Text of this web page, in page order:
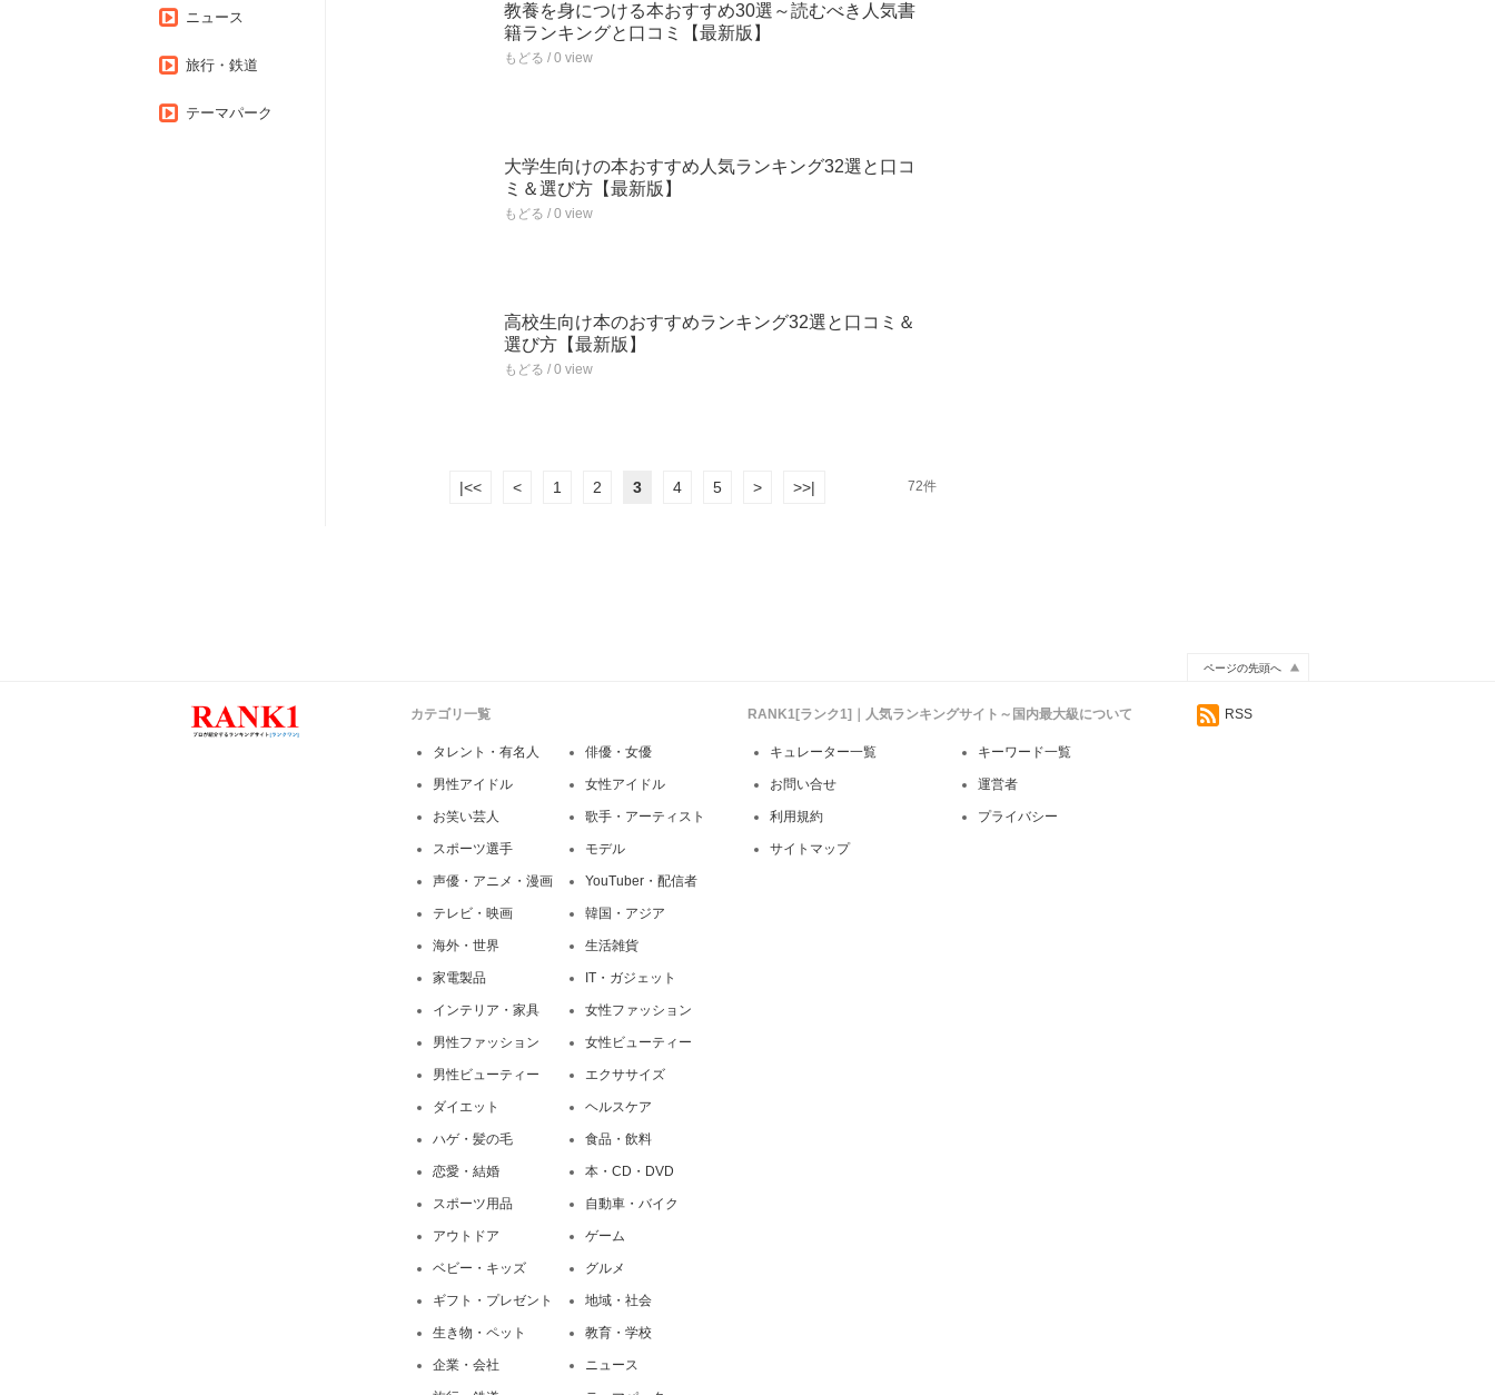
ニュース
旅行・鉄道
テーマパーク
教養を身につける本おすすめ30選～読むべき人気書
籍ランキングと口コミ【最新版】
もどる / 0 view
大学生向けの本おすすめ人気ランキング32選と口コ
ミ＆選び方【最新版】
もどる / 0 view
高校生向け本のおすすめランキング32選と口コミ＆
選び方【最新版】
もどる / 0 view
|<< < 1 2 3 4 5 > >>| 72件
ページの先頭へ
カテゴリ一覧
タレント・有名人 俳優・女優
男性アイドル 女性アイドル
お笑い芸人 歌手・アーティスト
スポーツ選手 モデル
声優・アニメ・漫画 YouTuber・配信者
テレビ・映画 韓国・アジア
海外・世界 生活雑貨
家電製品 IT・ガジェット
インテリア・家具 女性ファッション
男性ファッション 女性ビューティー
男性ビューティー エクササイズ
ダイエット ヘルスケア
ハゲ・髪の毛 食品・飲料
恋愛・結婚 本・CD・DVD
スポーツ用品 自動車・バイク
アウトドア ゲーム
ベビー・キッズ グルメ
ギフト・プレゼント 地域・社会
生き物・ペット 教育・学校
企業・会社 ニュース
RANK1[ランク1]｜人気ランキングサイト～国内最大級について
キュレーター一覧 キーワード一覧
お問い合せ 運営者
利用規約 プライバシー
サイトマップ
RSS